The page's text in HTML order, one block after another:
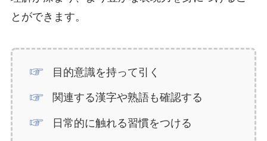
とができます。
目的意識を持って引く
関連する漢字や熟語も確認する
日常的に触れる習慣をつける